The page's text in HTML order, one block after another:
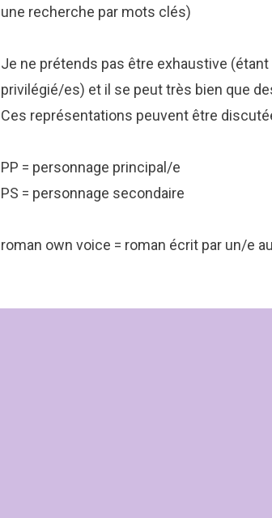
une recherche par mots clés)
Je ne prétends pas être exhaustive
privilégié/es) et il se peut très bien que
Ces représentations peuvent être
PP = personnage principal/e
PS = personnage secondaire
roman own voice = roman écrit par un/e